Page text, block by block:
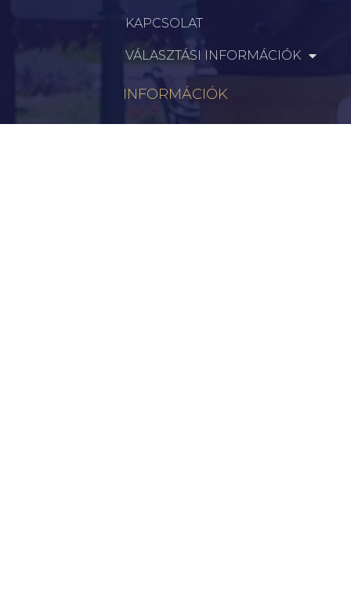
KAPCSOLAT
VÁLASZTÁSI INFORMÁCIÓK
INFORMÁCIÓK